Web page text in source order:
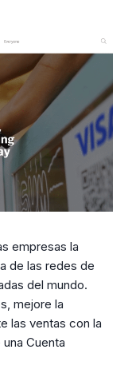
empresas la
de las redes de
del mundo.
mejore la
las ventas con la
Cuenta